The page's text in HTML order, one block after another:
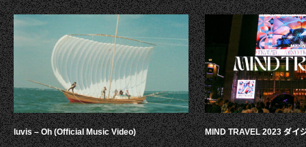
luvis – Oh (Official Music Video) MIND TRAVEL 2023 ダイ